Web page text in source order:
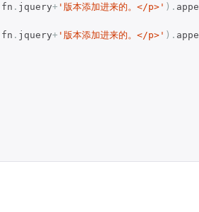
fn . jquery+ '版本添加进来的。</p>' ). appe
fn . jquery+ '版本添加进来的。</p>' ). appe